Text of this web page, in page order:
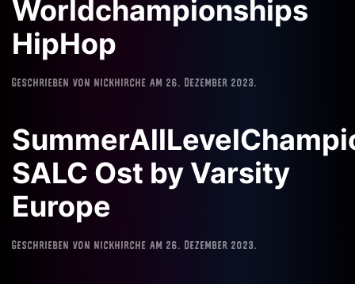
Worldchampionships
HipHop
Geschrieben von nickhirche am 26. Dezember 2023.
SALC Ost by Varsity
Europe
Geschrieben von nickhirche am 26. Dezember 2023.